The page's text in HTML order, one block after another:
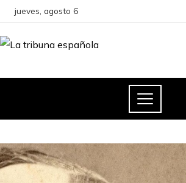
jueves, agosto 6